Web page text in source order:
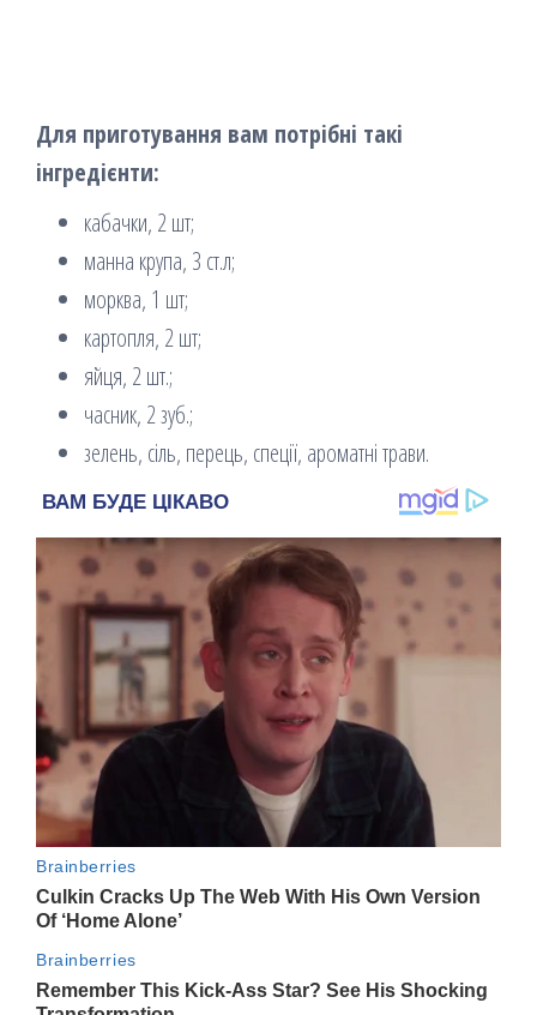
Для приготування вам потрібні такі
інгредієнти:
кабачки, 2 шт;
манна крупа, 3 ст.л;
морква, 1 шт;
картопля, 2 шт;
яйця, 2 шт.;
часник, 2 зуб.;
зелень, сіль, перець, спеції, ароматні трави.